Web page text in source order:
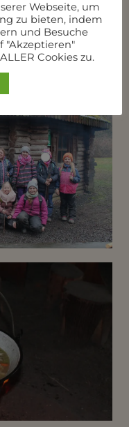
Webseite, um
zu bieten, indem
und Besuche
"Akzeptieren"
Cookies zu.